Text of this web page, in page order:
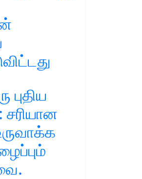
புதிய